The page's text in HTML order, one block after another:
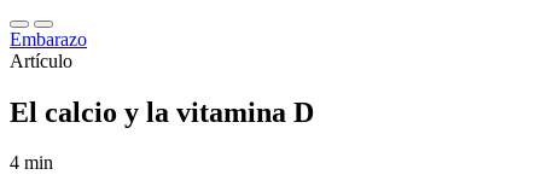
Embarazo
Artículo
El calcio y la vitamina D
4 min